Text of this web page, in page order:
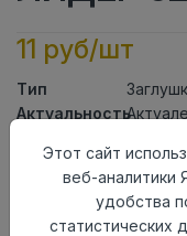
11 руб/шт
Тип
Актуальность
Осталось3 шт
Этот сайт
веб-аналитики
удобства
статистических